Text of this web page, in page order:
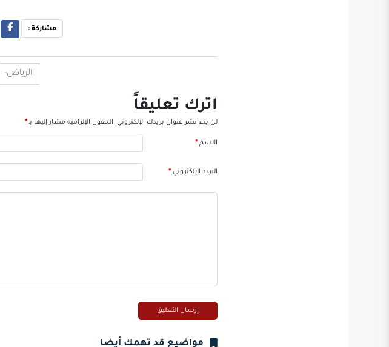
مشاركة :
الرياض-
اترك تعليقاً
لن يتم نشر عنوان بريدك الإلكتروني. الحقول الإلزامية مشار إليها بـ *
الاسم *
البريد الإلكتروني *
مواضيع قد تهمك أيضا